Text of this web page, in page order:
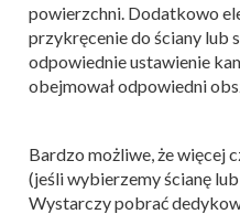
powierzchni. Dodatkowo
przykręcenie do ściany lub
odpowiednie ustawienie
obejmował odpowiedni
Bardzo możliwe, że więcej
(jeśli wybierzemy ścianę
Wystarczy pobrać